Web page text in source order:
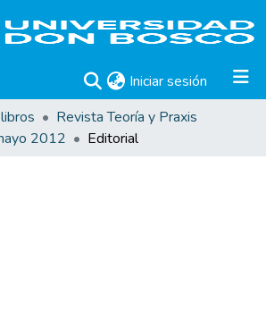
Iniciar sesión (current)
Revista Teoría y Praxis
2012
Editorial